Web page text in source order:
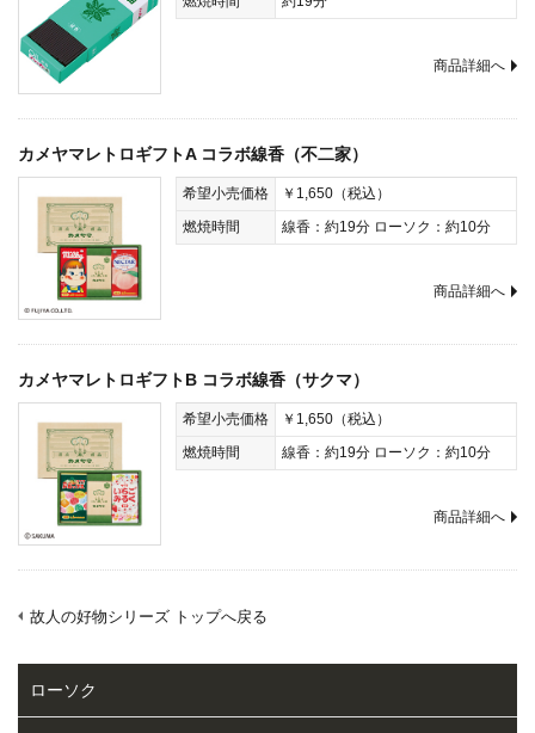
商品詳細へ
カメヤマレトロギフトA コラボ線香（不二家）
希望小売価格
￥1,650（税込）
燃焼時間
線香：約19分 ローソク：約10分
商品詳細へ
カメヤマレトロギフトB コラボ線香（サクマ）
希望小売価格
￥1,650（税込）
燃焼時間
線香：約19分 ローソク：約10分
商品詳細へ
故人の好物シリーズ トップへ戻る
ローソク